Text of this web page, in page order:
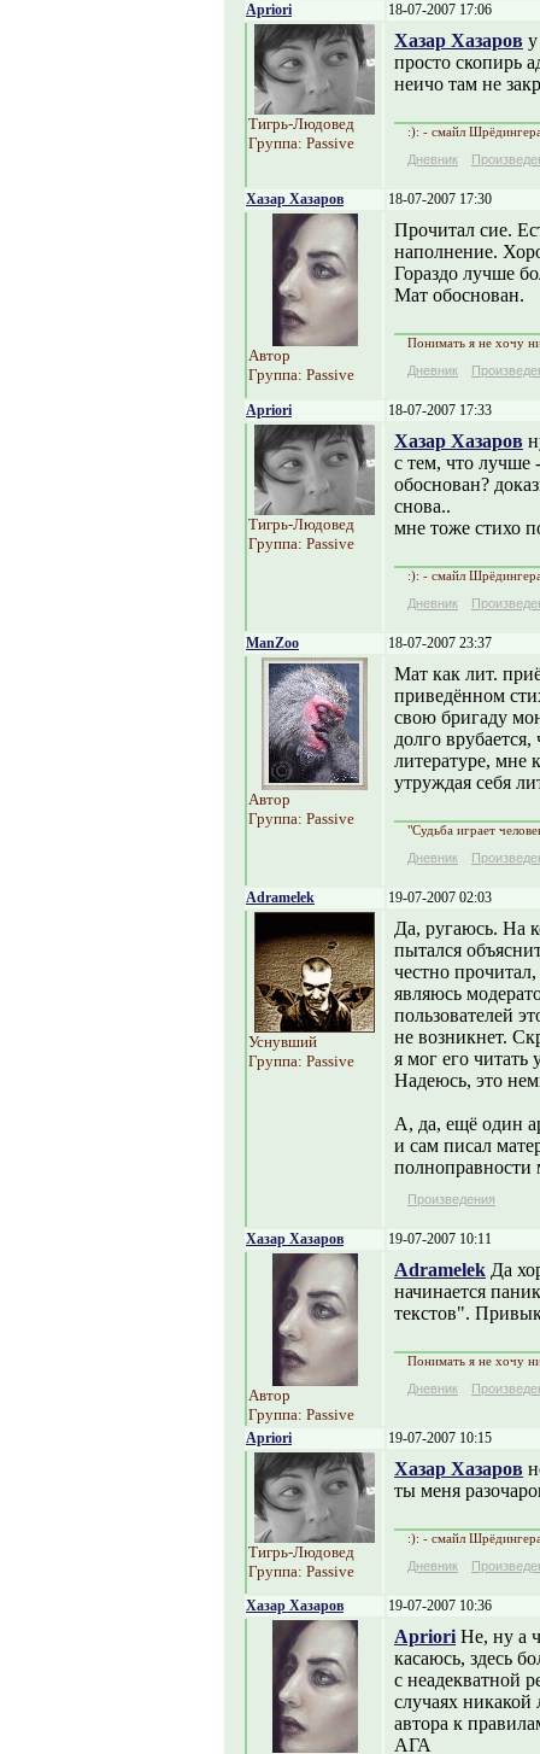
Apriori 18-07-2007 17:06
Тигрь-Людовед
Группа: Passive
Хазар Хазаров
просто скопирь
неичо там не
:): - смайл
Дневник
Хазар Хазаров 18-07-2007 17:30
Автор
Группа: Passive
Прочитал сие.
наполнение.
Гораздо лучше
Мат обоснован.
Понимать я не хочу
Дневник
Apriori 18-07-2007 17:33
Тигрь-Людовед
Группа: Passive
Хазар Хазаров
с тем, что лучше
обоснован?
снова..
мне тоже стихо
:): - смайл
Дневник
ManZoo 18-07-2007 23:37
Автор
Группа: Passive
Мат как лит.
приведённом
свою бригаду
долго
литературе, мне
утруждая себя
"Судьба играет
Дневник
Adramelek 19-07-2007 02:03
Уснувший
Группа: Passive
Да, ругаюсь. На
пытался
честно
являюсь
пользователей
не возникнет.
я мог его читать
Надеюсь, это
А, да, ещё один
и сам писал
полноправности
Произведения
Хазар Хазаров 19-07-2007 10:11
Автор
Группа: Passive
Adramelek Да
начинается
текстов".
Понимать я не хочу
Дневник
Apriori 19-07-2007 10:15
Тигрь-Людовед
Группа: Passive
Хазар Хазаров
ты меня
:): - смайл
Дневник
Хазар Хазаров 19-07-2007 10:36
Apriori Не, ну а
касаюсь, здесь
с неадекватной
случаях никакой
автора к
АГА